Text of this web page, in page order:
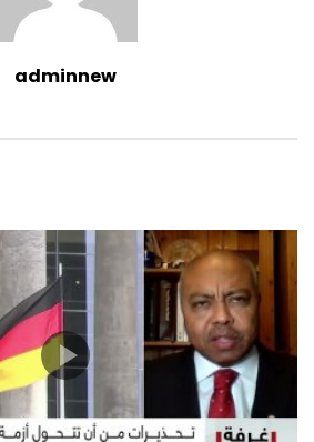
adminnew